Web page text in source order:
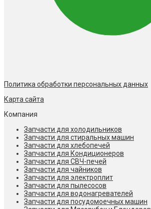
Политика обработки персональных данных
Карта сайта
Компания
Запчасти для холодильников
Запчасти для стиральных машин
Запчасти для хлебопечей
Запчасти для Кондиционеров
Запчасти для СВЧ-печей
Запчасти для чайников
Запчасти для электроплит
Запчасти для пылесосов
Запчасти для водонагревателей
Запчасти для посудомоечных машин